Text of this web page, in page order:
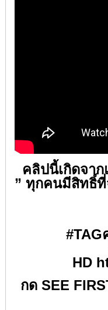
คลิปนี้เกิดจา
” ทุกคนมีสิทธิ์ที่
#TAG
HD
กด SEE